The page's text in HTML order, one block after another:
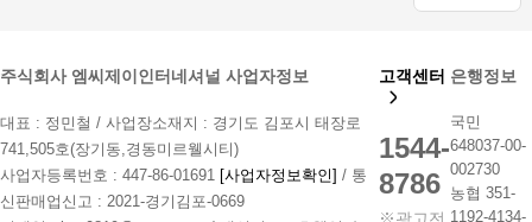
주식회사 엠씨제이인터네셔널 사업자정보
대표 : 정민철 / 사업장소재지 : 경기도 김포시 태장로
741,505호(장기동,경동미르웰시티)
사업자등록번호 : 447-86-01691 [사업자정보확인] / 통
신판매업신고 : 2021-경기김포-0669
고객센터
1544-
8786
은행정보
국민
648037-00-
002730
농협 351-
1192-4134-